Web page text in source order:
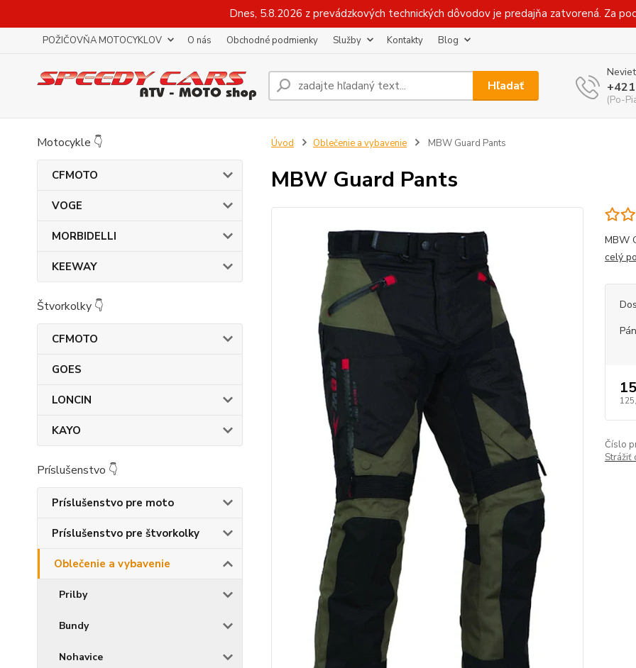
Dnes, 5.8.2026 z prevádzkových technických dôvodov je predajňa zatvorená. Za
POŽIČOVŇA MOTOCYKLOV O nás Obchodné podmienky Služby Kontakty Blog
Hľadať
(Po-
Motocykle 👇
CFMOTO
VOGE
MORBIDELLI
KEEWAY
Štvorkolky 👇
CFMOTO
GOES
LONCIN
KAYO
Príslušenstvo 👇
Príslušenstvo pre moto
Príslušenstvo pre štvorkolky
Oblečenie a vybavenie
Prilby
Bundy
Nohavice
Úvod Oblečenie a vybavenie MBW Guard Pants
MBW Guard Pants
MBW
celý
Číslo
Strážiť